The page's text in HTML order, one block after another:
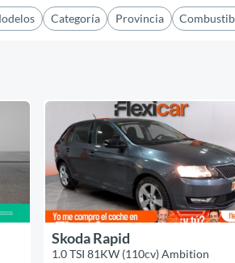
Categoría Provincia
Skoda Rapid
1.0 TSI 81KW (110cv) Ambition